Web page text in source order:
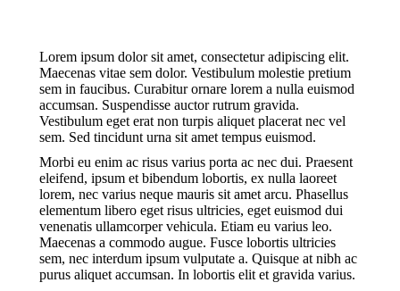
Lorem ipsum dolor sit amet, consectetur adipiscing elit.
Maecenas vitae sem dolor. Vestibulum molestie pretium
sem in faucibus. Curabitur ornare lorem a nulla euismod
accumsan. Suspendisse auctor rutrum gravida.
Vestibulum eget erat non turpis aliquet placerat nec vel
sem. Sed tincidunt urna sit amet tempus euismod.
Morbi eu enim ac risus varius porta ac nec dui. Praesent
eleifend, ipsum et bibendum lobortis, ex nulla laoreet
lorem, nec varius neque mauris sit amet arcu. Phasellus
elementum libero eget risus ultricies, eget euismod dui
venenatis ullamcorper vehicula. Etiam eu varius leo.
Maecenas a commodo augue. Fusce lobortis ultricies
sem, nec interdum ipsum vulputate a. Quisque at nibh ac
purus aliquet accumsan. In lobortis elit et gravida varius.